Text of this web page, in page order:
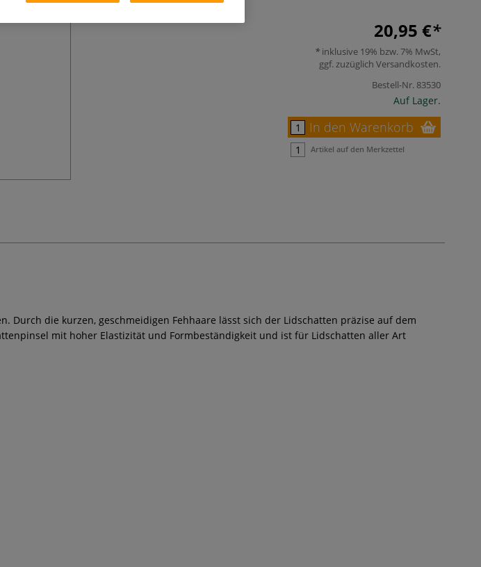
20,95 €
inklusive 19% bzw. 7% MwSt,
ggf. zuzüglich Versandkosten.
Bestell-Nr. 83530
Auf Lager.
In den Warenkorb
Artikel auf den Merkzettel
Durch die kurzen, geschmeidigen Fehhaare lässt sich der Lidschatten präzise auf dem
mit hoher Elastizität und Formbeständigkeit und ist für Lidschatten aller Art